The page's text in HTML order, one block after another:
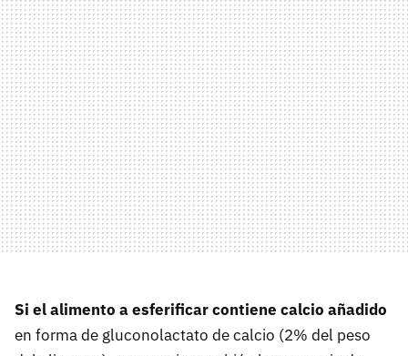
Si el alimento a esferificar contiene calcio añadido
en forma de gluconolactato de calcio (2% del peso